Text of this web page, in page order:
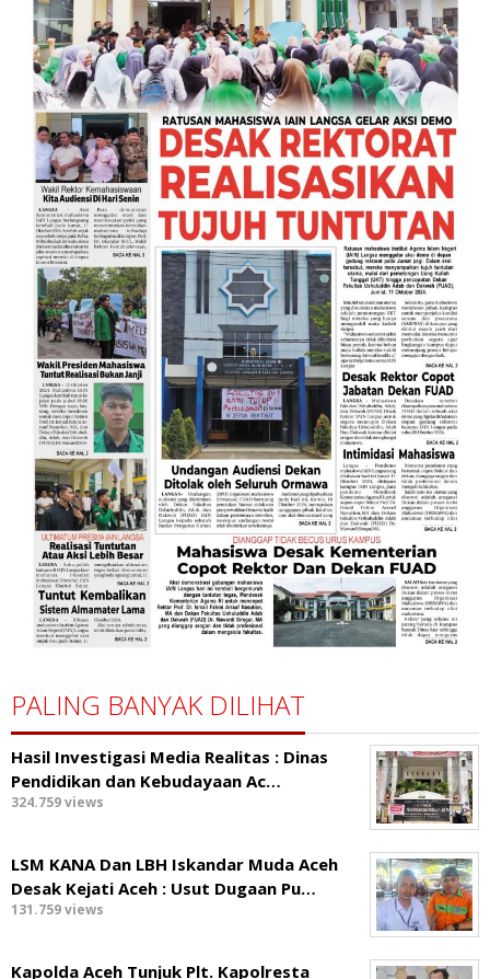
PALING BANYAK DILIHAT
Hasil Investigasi Media Realitas : ‎Dinas
Pendidikan dan Kebudayaan Ac…
324.759 views
LSM KANA Dan LBH Iskandar Muda Aceh
Desak Kejati Aceh : Usut Dugaan Pu…
131.759 views
Kapolda Aceh Tunjuk Plt. Kapolresta